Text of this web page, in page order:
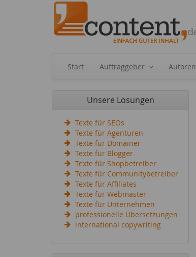
Start Auftraggeber Autoren
Unsere Lösungen
Texte für SEOs
Texte für Agenturen
Texte für Domainer
Texte für Blogger
Texte für Shopbetreiber
Texte für Communitybetreiber
Texte für Affiliates
Texte für Webmaster
Texte für Unternehmen
professionelle Übersetzungen
international copywriting